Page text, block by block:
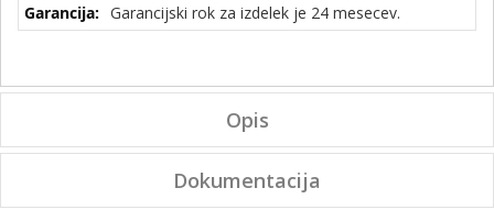
Garancijski rok za izdelek je 24 mesecev.
Opis
Dokumentacija